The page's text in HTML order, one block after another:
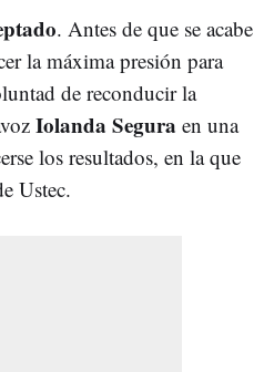
. Antes de que se acabe
la máxima presión para
de reconducir la
Iolanda Segura en una
los resultados, en la que
Ustec.